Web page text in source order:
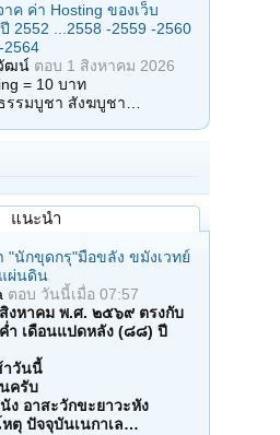
ค ค่า Hosting ของเว็บ
2552 ...2558 -2559 -2560
2564
ฒน์ ตอบ 1 สิงหาคม 2026
= 10 บาท
รรมบูชา สังฆบูชา…
แนะนำ
"นักขุดกรุ"มือขลัง ขมังเวทย์
ผ่นดิน
ตอบ วันนี้เมื่อ 07:57
งหาคม พ.ศ. ๒๕๖๙ ตรงกับ
ำ เดือนแปดหลัง (๘๘) ปี
าวันนี้
ครับ
ง อาสะวักขะยาวะหัง
ตุ ปัจจุบันเนกาเล…